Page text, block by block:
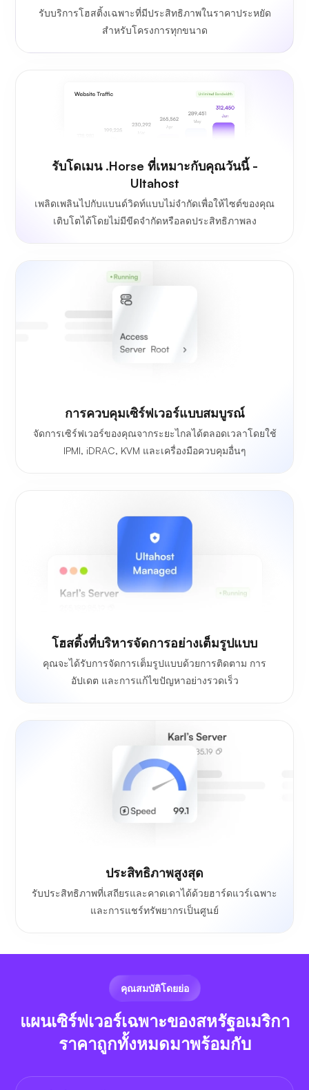
รับบริการโฮสติ้งเฉพาะที่มีประสิทธิภาพในราคาประหยัด
สำหรับโครงการทุกขนาด
รับโดเมน .Horse ที่เหมาะกับคุณวันนี้ -
Ultahost
เพลิดเพลินไปกับแบนด์วิดท์แบบไม่จำกัดเพื่อให้ไซต์ของคุณ
เติบโตได้โดยไม่มีขีดจำกัดหรือลดประสิทธิภาพลง
การควบคุมเซิร์ฟเวอร์แบบสมบูรณ์
จัดการเซิร์ฟเวอร์ของคุณจากระยะไกลได้ตลอดเวลาโดยใช้
IPMI, iDRAC, KVM และเครื่องมือควบคุมอื่นๆ
โฮสติ้งที่บริหารจัดการอย่างเต็มรูปแบบ
คุณจะได้รับการจัดการเต็มรูปแบบด้วยการติดตาม การ
อัปเดต และการแก้ไขปัญหาอย่างรวดเร็ว
ประสิทธิภาพสูงสุด
รับประสิทธิภาพที่เสถียรและคาดเดาได้ด้วยฮาร์ดแวร์เฉพาะ
และการแชร์ทรัพยากรเป็นศูนย์
คุณสมบัติโดยย่อ
แผนเซิร์ฟเวอร์เฉพาะของสหรัฐอเมริกา
ราคาถูกทั้งหมดมาพร้อมกับ